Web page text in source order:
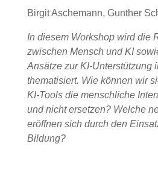
Birgit Aschemann, Gunther
In diesem Workshop wird die
zwischen Mensch und KI
Ansätze zur KI-Unterstützung
thematisiert. Wie können wir
KI-Tools die menschliche
und nicht ersetzen? Welche
eröffnen sich durch den
Bildung?